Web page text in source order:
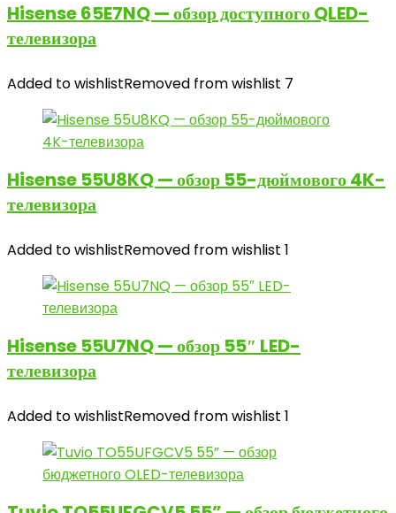
Hisense 65E7NQ — обзор доступного QLED-
телевизора
Added to wishlistRemoved from wishlist 7
Hisense 55U8KQ — обзор 55-дюймового 4K-
телевизора
Added to wishlistRemoved from wishlist 1
Hisense 55U7NQ — обзор 55″ LED-
телевизора
Added to wishlistRemoved from wishlist 1